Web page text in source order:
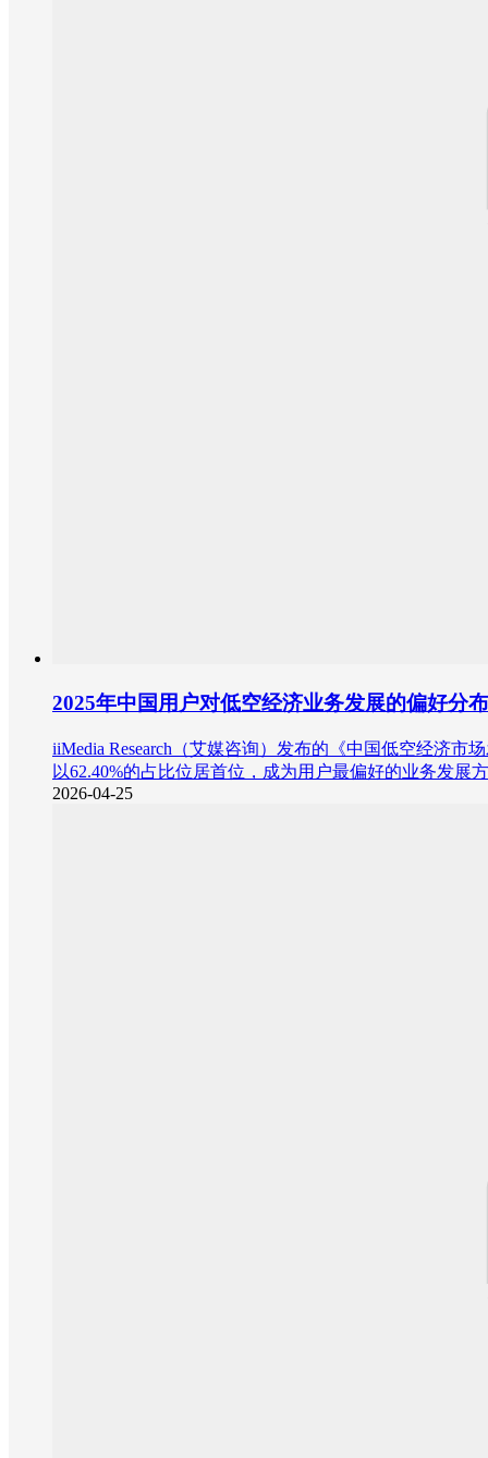
2025年中国用户对低空经济业务发展的偏好分
iiMedia Research（艾媒咨询）发布的《中国低空经济
以62.40%的占比位居首位，成为用户最偏好的业务发展
2026-04-25